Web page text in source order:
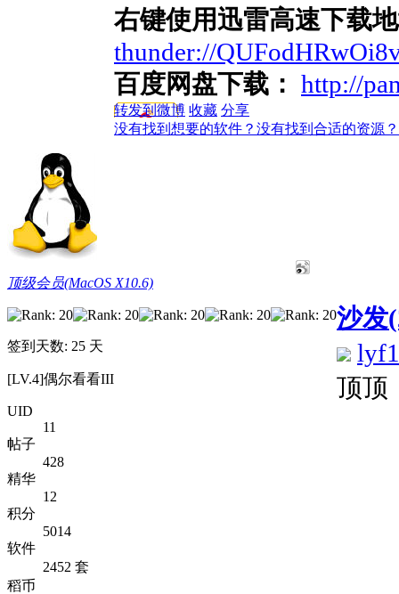
右键使用迅雷高速下载
thunder://
百度网盘下载： http://
转发到微博 收藏 分享
没有找到想要的软件？没有找到合适的资源
顶级会员(MacOS X10.6)
签到天数: 25 天
[LV.4]偶尔看看III
UID
11
帖子
428
精华
12
积分
5014
软件
2452 套
稻币
沙发
顶顶